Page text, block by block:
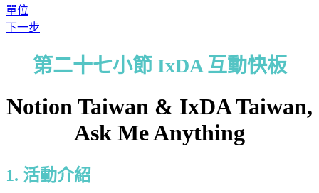
單位
下一步
第二十七小節 IxDA 互動快板
Notion Taiwan & IxDA Taiwan,
Ask Me Anything
1. 活動介紹